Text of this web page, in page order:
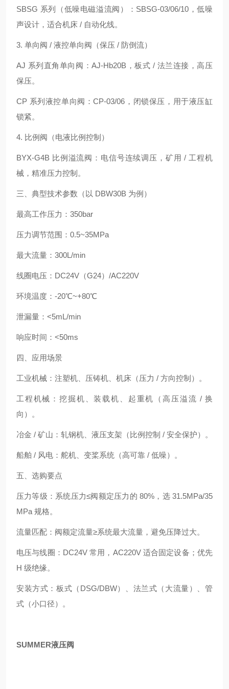
SBSG 系列（低噪电磁溢流阀）：SBSG‑03/06/10，低噪
声设计，适合机床 / 自动化线。
3. 单向阀 / 液控单向阀（保压 / 防倒流）
AJ 系列直角单向阀：AJ‑Hb20B，板式 / 法兰连接，高压
保压。
CP 系列液控单向阀：CP‑03/06，闭锁保压，用于液压缸
锁紧。
4. 比例阀（电液比例控制）
BYX‑G4B 比例溢流阀：电信号连续调压，矿用 / 工程机
械，精准压力控制。
三、典型技术参数（以 DBW30B 为例）
最高工作压力：350bar
压力调节范围：0.5~35MPa
最大流量：300L/min
线圈电压：DC24V（G24）/AC220V
环境温度：-20℃~+80℃
泄漏量：<5mL/min
响应时间：<50ms
四、应用场景
工业机械：注塑机、压铸机、机床（压力 / 方向控制）。
工程机械：挖掘机、装载机、起重机（高压溢流 / 换
向）。
冶金 / 矿山：轧钢机、液压支架（比例控制 / 安全保护）。
船舶 / 风电：舵机、变桨系统（高可靠 / 低噪）。
五、选购要点
压力等级：系统压力≤阀额定压力的 80%，选 31.5MPa/35
MPa 规格。
流量匹配：阀额定流量≥系统最大流量，避免压降过大。
电压与线圈：DC24V 常用，AC220V 适合固定设备；优先
H 级绝缘。
安装方式：板式（DSG/DBW）、法兰式（大流量）、管
式（小口径）。
SUMMER液压阀